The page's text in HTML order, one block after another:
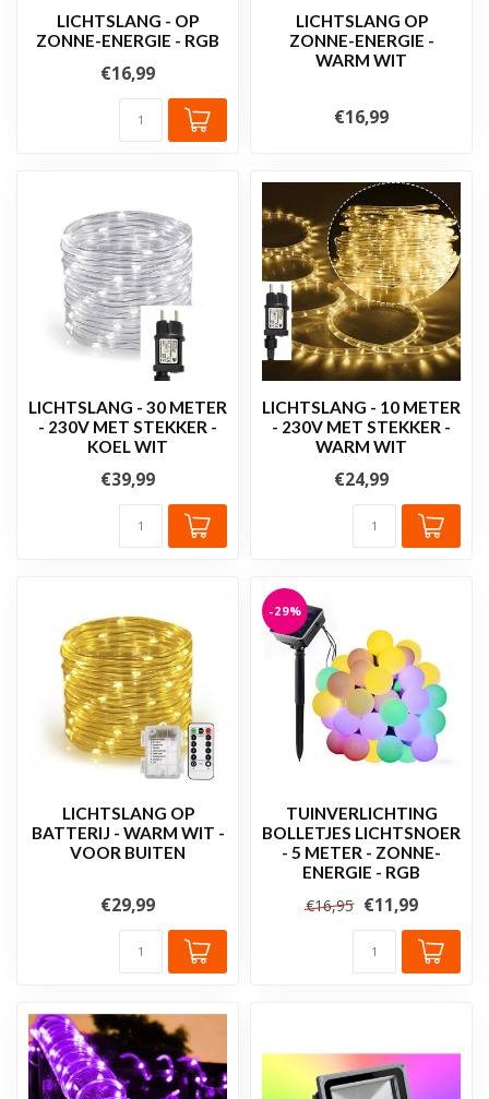
LICHTSLANG - OP
ZONNE-ENERGIE - RGB
€16,99
LICHTSLANG OP
ZONNE-ENERGIE -
WARM WIT
€16,99
LICHTSLANG - 30 METER
- 230V MET STEKKER -
KOEL WIT
€39,99
LICHTSLANG - 10 METER
- 230V MET STEKKER -
WARM WIT
€24,99
LICHTSLANG OP
BATTERIJ - WARM WIT -
VOOR BUITEN
€29,99
-29%
TUINVERLICHTING
BOLLETJES LICHTSNOER
- 5 METER - ZONNE-
ENERGIE - RGB
€16,95 €11,99